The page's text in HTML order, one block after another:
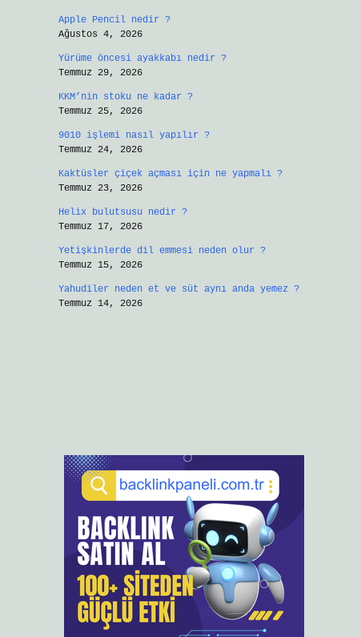
Apple Pencil nedir ?
Ağustos 4, 2026
Yürüme öncesi ayakkabı nedir ?
Temmuz 29, 2026
KKM’nin stoku ne kadar ?
Temmuz 25, 2026
9010 işlemi nasıl yapılır ?
Temmuz 24, 2026
Kaktüsler çiçek açması için ne yapmalı ?
Temmuz 23, 2026
Helix bulutsusu nedir ?
Temmuz 17, 2026
Yetişkinlerde dil emmesi neden olur ?
Temmuz 15, 2026
Yahudiler neden et ve süt aynı anda yemez ?
Temmuz 14, 2026